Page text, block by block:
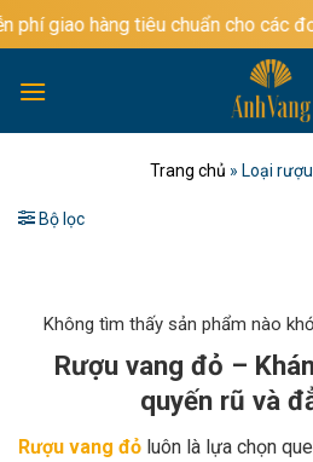
Bỏ
qua
dung
tiêu chuẩn cho các đơn hàng trên
Trang chủ » Loại rượu
Bộ lọc
Không tìm thấy sản phẩm nào
Rượu vang đỏ –
quyến rũ và
Rượu vang đỏ luôn là lựa chọn